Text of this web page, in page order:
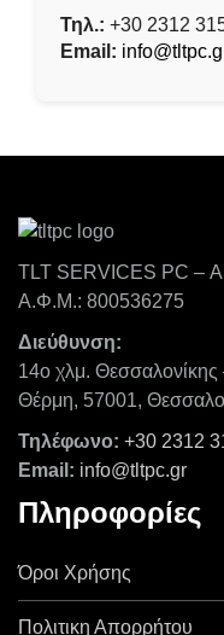
Τηλ.: +30 2312
Email:
TLT SERVICES PC –
Α.Φ.Μ.: 800536275
Διεύθυνση:
14ο χλμ.
Θέρμη, 57001,
Τηλέφωνο: +30 2312
Email: info@tltpc.gr
Πληροφορίες
Όροι Χρήσης
Πολιτικη Απορρήτου